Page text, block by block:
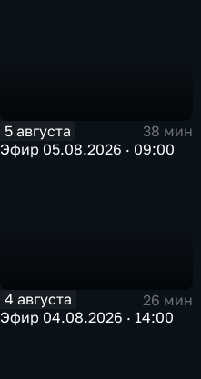
5 августа
38 мин
Эфир 05.08.2026 · 09:00
4 августа
26 мин
Эфир 04.08.2026 · 14:00